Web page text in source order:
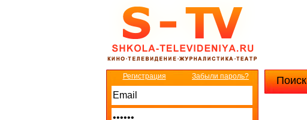
Поиск
Регистрация Забыли пароль?